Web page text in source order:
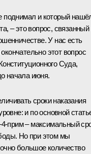
поднимал и который
– это вопрос, связанный
У нас есть
этот вопрос
Суда,
начала июня.
сроки наказания
и по основной
прим – максимальный
Но при этом мы
большое количество